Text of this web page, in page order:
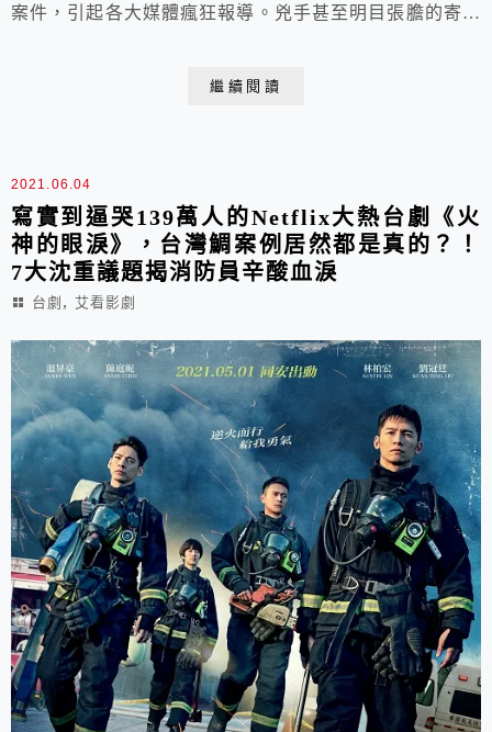
案件，引起各大媒體瘋狂報導。兇手甚至明目張膽的寄錄
繼續閱讀
2021.06.04
寫實到逼哭139萬人的Netflix大熱台劇《火
神的眼淚》，台灣鯛案例居然都是真的？！
7大沈重議題揭消防員辛酸血淚
台劇 , 艾看影劇